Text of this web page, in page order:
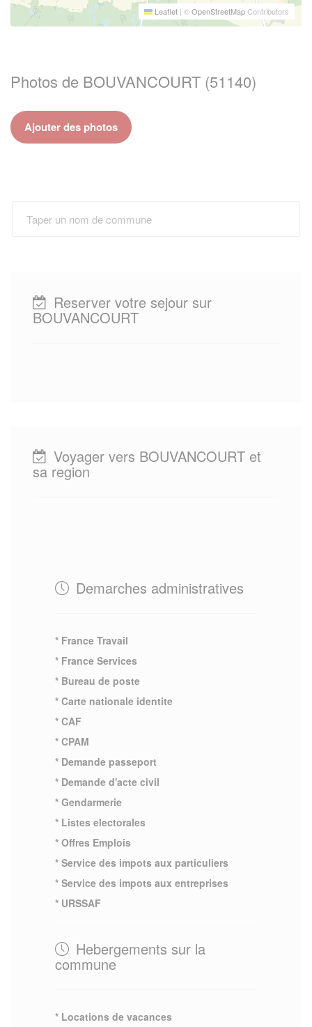
Leaflet | ©OpenStreetMapContributors
Photos de BOUVANCOURT (51140)
Ajouter des photos
Reserver votre sejour sur
BOUVANCOURT
Voyager vers BOUVANCOURT et
sa region
Demarches administratives
* France Travail
* France Services
* Bureau de poste
* Carte nationale identite
* CAF
* CPAM
* Demande passeport
* Demande d'acte civil
* Gendarmerie
* Listes electorales
* Offres Emplois
* Service des impots aux particuliers
* Service des impots aux entreprises
* URSSAF
Hebergements sur la
commune
* Locations de vacances